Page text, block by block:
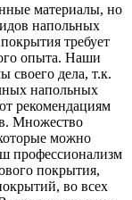
материалы, но
напольных
требует
опыта. Наши
своего дела, т.к.
напольных
рекомендациям
Множество
можно
профессионализм
покрытия,
во всех